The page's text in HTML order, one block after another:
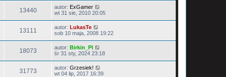
13440 autor: ExGamer
wt 31 sie, 2010 20:05
13111 autor: LukasTe
sob 10 maja, 2008 19:22
18073 autor: Birkin_Pl
śr 31 sty, 2024 23:18
31773 autor: Grzesiek!
wt 04 lip, 2017 16:39